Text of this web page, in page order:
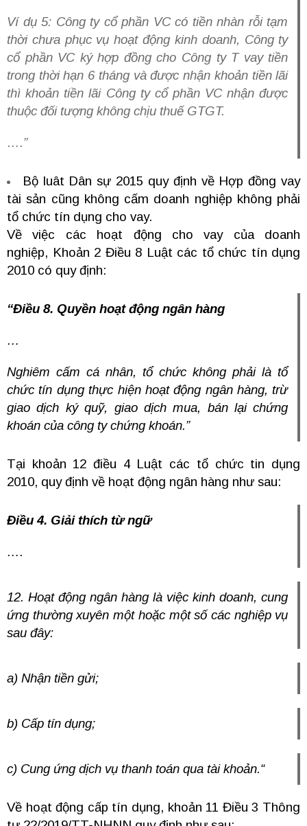
Ví dụ 5: Công ty cổ phần VC có tiền nhàn rỗi tạm
thời chưa phục vụ hoạt động kinh doanh, Công ty
cổ phần VC ký hợp đồng cho Công ty T vay tiền
trong thời hạn 6 tháng và được nhận khoản tiền lãi
thì khoản tiền lãi Công ty cổ phần VC nhận được
thuộc đối tượng không chịu thuế GTGT.
….”
Bộ luât Dân sự 2015 quy định về Hợp đồng vay
tài sản cũng không cấm doanh nghiệp không phải
tổ chức tín dụng cho vay.
Về việc các hoạt động cho vay của doanh
nghiệp, Khoản 2 Điều 8 Luật các tổ chức tín dụng
2010 có quy định:
“Điều 8. Quyền hoạt động ngân hàng
…
Nghiêm cấm cá nhân, tổ chức không phải là tổ
chức tín dụng thực hiện hoạt động ngân hàng, trừ
giao dịch ký quỹ, giao dịch mua, bán lại chứng
khoán của công ty chứng khoán.”
Tại khoản 12 điều 4 Luật các tổ chức tin dụng
2010, quy định về hoạt động ngân hàng như sau:
Điều 4. Giải thích từ ngữ
….
12. Hoạt động ngân hàng là việc kinh doanh, cung
ứng thường xuyên một hoặc một số các nghiệp vụ
sau đây:
a) Nhận tiền gửi;
b) Cấp tín dụng;
c) Cung ứng dịch vụ thanh toán qua tài khoản.“
Về hoạt động cấp tín dụng, khoản 11 Điều 3 Thông